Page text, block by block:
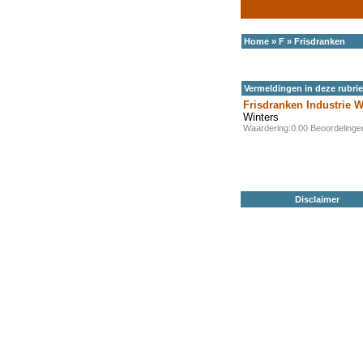
Home » F » Frisdranken
Vermeldingen in deze
Frisdranken Industrie
Winters
Waardering:0.00
Disclaimer